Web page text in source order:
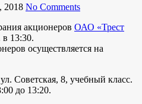
2018 No Comments
акционеров ОАО «Трест
в 13:30.
осуществляется на
Советская, 8, учебный класс.
до 13:20.